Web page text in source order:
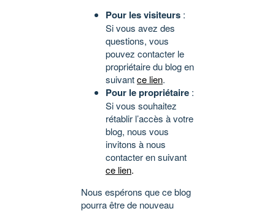
Pour les visiteurs :
Si vous avez des
questions, vous
pouvez contacter le
propriétaire du blog en
suivantce lien.
Pour le propriétaire :
Si vous souhaitez
rétablir l’accès à votre
blog, nous vous
invitons à nous
contacter en suivant
ce lien.
Nous espérons que ce blog
pourra être de nouveau